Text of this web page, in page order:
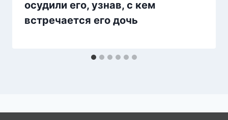
осудили его, узнав, с кем
встречается его дочь